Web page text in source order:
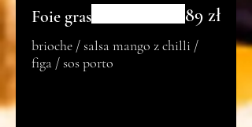
Foie gras
brioche / salsa mango z chilli /
figa / sos porto
89 zł